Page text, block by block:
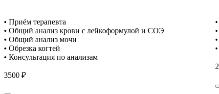
• Приём терапевта
• Общий анализ крови с лейкоформулой и СОЭ
• Общий анализ мочи
• Обрезка когтей
• Консультация по анализам
3500 ₽